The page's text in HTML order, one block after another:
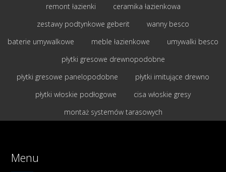
remont łazienki
ceramika łazienkowa
zestawy podtynkowe geberit
wanny besco
baterie umywalkowe
meble łazienkowe
umywalki besco
płytki gresowe drewnopodobne
płytki gresowe panelopodobne
płytki imitujące drewno
płytki włoskie podłogowe
cisa włoskie gresy
montaż systemów tarasowych
Menu